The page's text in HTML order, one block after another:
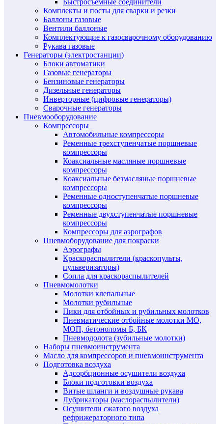
Комплекты и посты для сварки и резки
Баллоны газовые
Вентили баллоные
Комплектующие к газосварочному оборудованию
Рукава газовые
Генераторы (электростанции)
Блоки автоматики
Газовые генераторы
Бензиновые генераторы
Дизельные генераторы
Инверторные (цифровые генераторы)
Сварочные генераторы
Пневмооборудование
Компрессоры
Автомобильные компрессоры
Ременные трехступенчатые поршневые
компрессоры
Коаксиальные масляные поршневые
компрессоры
Коаксиальные безмасляные поршневые
компрессоры
Ременные одноступенчатые поршневые
компрессоры
Ременные двухступенчатые поршневые
компрессоры
Компрессоры для аэрографов
Пневмоборудование для покраски
Аэрографы
Краскораспылители (краскопульты,
пульверизаторы)
Сопла для краскораспылителей
Пневмомолотки
Молотки клепальные
Молотки рубильные
Пики для отбойных и рубильных молотков
Пневматические отбойные молотки МО,
МОП, бетоноломы Б, БК
Пневмодолота (зубильные молотки)
Наборы пневмоинструмента
Масло для компрессоров и пневмоинструмента
Подготовка воздуха
Адсорбционные осушители воздуха
Блоки подготовки воздуха
Витые шланги и воздушные рукава
Лубрикаторы (маслораспылители)
Осушители сжатого воздуха
рефрижераторного типа